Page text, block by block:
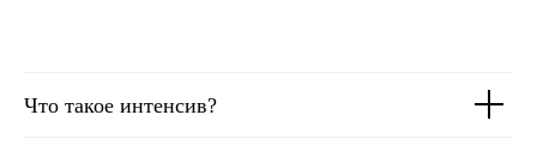
Что такое интенсив?